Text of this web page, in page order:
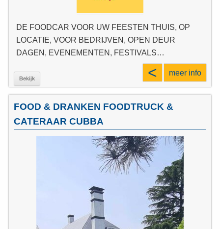
DE FOODCAR VOOR UW FEESTEN THUIS, OP
LOCATIE, VOOR BEDRIJVEN, OPEN DEUR
DAGEN, EVENEMENTEN, FESTIVALS…
Bekijk < meer info
FOOD & DRANKEN FOODTRUCK &
CATERAAR CUBBA